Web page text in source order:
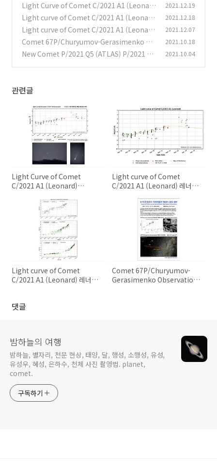
Light Curve of Comet C/2021 A1 (Leonar
d) C/2021 A1 (레너드) 혜성의 광도 곡선
(0)
2021.12.19
Light curve of Comet C/2021 A1 (Leonar
d) 레너드 혜성의 광도 곡선
(0)
2021.12.18
Light curve of Comet C/2021 A1 (Leonar
d) 레너드 혜성의 광도 곡선
(0)
2021.12.07
Comet 67P/Churyumov-Gerasimenko Ob
servation Information 67P/추류모프-게라
2021.10.18
New Comet P/2021 Q5 (ATLAS) P/2021 Q5
2021.10.04
관련글
Light Curve of Comet
C/2021 A1 (Leonard)
Light curve of Comet
C/2021 A1 (Leonard) 레너드
Light curve of Comet
C/2021 A1 (Leonard) 레너드
Comet 67P/Churyumov-
Gerasimenko Observation
댓글
밤하늘의 여행
밤하늘, 별자리, 천문 현상, 태양, 달, 행성, 소행성, 유성,
유성우, 혜성, 은하수, 천체 사진 촬영법. planet,
comet.
구독하기